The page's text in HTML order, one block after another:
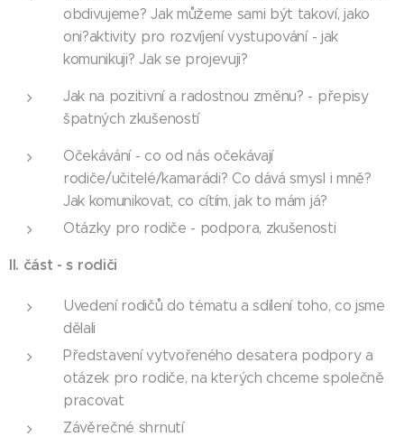
obdivujeme? Jak můžeme sami být takoví, jako
oni?aktivity pro rozvíjení vystupování - jak
komunikuji? Jak se projevuji?
Jak na pozitivní a radostnou změnu? - přepisy
špatných zkušeností
Očekávání - co od nás očekávají
rodiče/učitelé/kamarádi? Co dává smysl i mně?
Jak komunikovat, co cítím, jak to mám já?
Otázky pro rodiče - podpora, zkušenosti
II. část - s rodiči
Uvedení rodičů do tématu a sdílení toho, co jsme
dělali
Představení vytvořeného desatera podpory a
otázek pro rodiče, na kterých chceme společně
pracovat
Závěrečné shrnutí